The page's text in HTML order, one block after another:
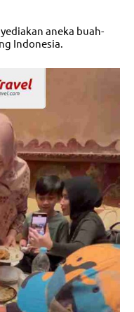
aneka buah-
Indonesia.